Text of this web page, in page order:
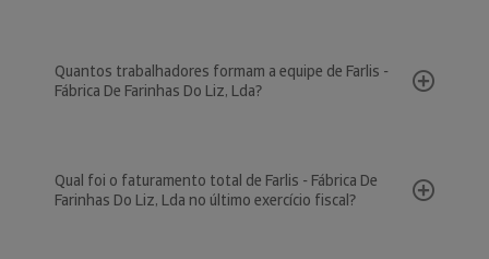
Quantos trabalhadores formam a equipe de Farlis -
Fábrica De Farinhas Do Liz, Lda?
Qual foi o faturamento total de Farlis - Fábrica De
Farinhas Do Liz, Lda no último exercício fiscal?